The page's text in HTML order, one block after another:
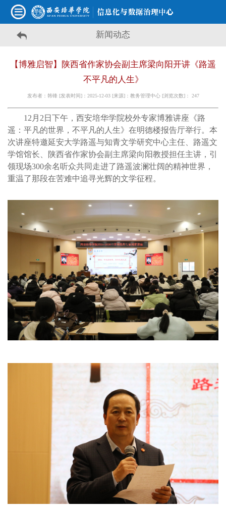
新闻动态
【博雅启智】陕西省作家协会副主席梁向阳开讲《路遥
不平凡的人生》
发布者：韩锋 [发表时间]：2025-12-03 [来源]：教务管理中心 [浏览次数]： 247
12月2日下午，西安培华学院校外专家博雅讲座《路
遥：平凡的世界，不平凡的人生》在明德楼报告厅举行。本
次讲座特邀延安大学路遥与知青文学研究中心主任、路遥文
学馆馆长、陕西省作家协会副主席梁向阳教授担任主讲，引
领现场300余名听众共同走进了路遥波澜壮阔的精神世界，
重温了那段在苦难中追寻光辉的文学征程。